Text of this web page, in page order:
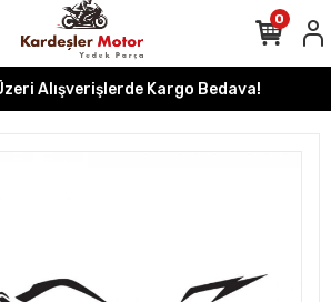
Alışverişlerde Kargo Bedava!
0